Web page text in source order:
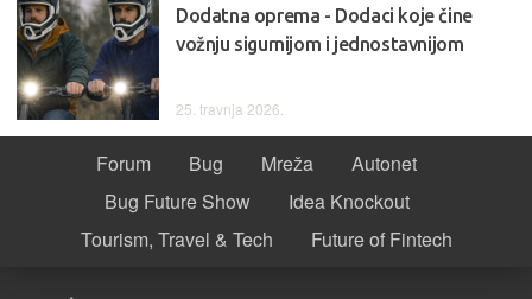
Dodatna oprema - Dodaci koje čine
vožnju sigurnijom i jednostavnijom
25. travnja 2026.
Forum Bug Mreža
Autonet
Bug Future Show
Idea Knockout
Tourism, Travel & Tech
Future of Fintech